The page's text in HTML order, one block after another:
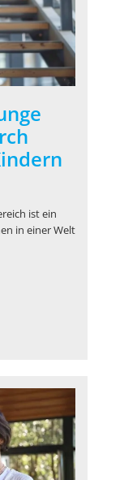
ist ein
in einer Welt